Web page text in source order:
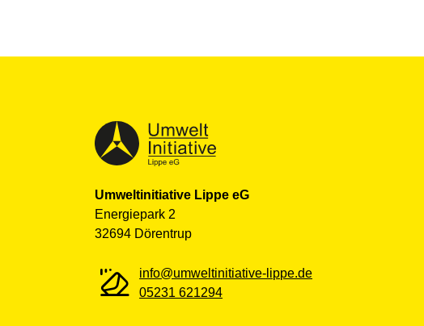
Umweltinitiative Lippe eG
Energiepark 2
32694 Dörentrup
info@umweltinitiative-lippe.de
05231 621294